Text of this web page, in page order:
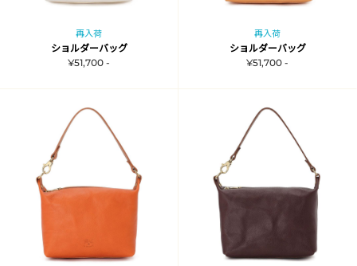
再入荷
ショルダーバッグ
¥51,700 -
再入荷
ショルダーバッグ
¥51,700 -